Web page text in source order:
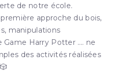
de notre école.
approche du bois,
manipulations
Game Harry Potter …. ne
des activités réalisées